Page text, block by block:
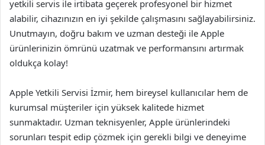
yetkili servis ile irtibata geçerek profesyonel bir hizmet
alabilir, cihazınızın en iyi şekilde çalışmasını sağlayabilirsiniz.
Unutmayın, doğru bakım ve uzman desteği ile Apple
ürünlerinizin ömrünü uzatmak ve performansını artırmak
oldukça kolay!
Apple Yetkili Servisi İzmir, hem bireysel kullanıcılar hem de
kurumsal müşteriler için yüksek kalitede hizmet
sunmaktadır. Uzman teknisyenler, Apple ürünlerindeki
sorunları tespit edip çözmek için gerekli bilgi ve deneyime